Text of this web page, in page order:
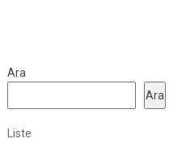
Ara
Ara
Liste